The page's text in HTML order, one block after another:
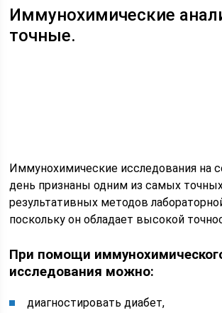
Иммунохимические
точные.
Иммунохимические исследования на
день признаны одним из самых
результативных методов
поскольку он обладает высокой
При помощи
исследования можно:
диагностировать диабет,